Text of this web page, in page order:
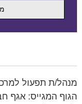
מנהל/ת תפעול למרכז
הגוף המגייס: אגף